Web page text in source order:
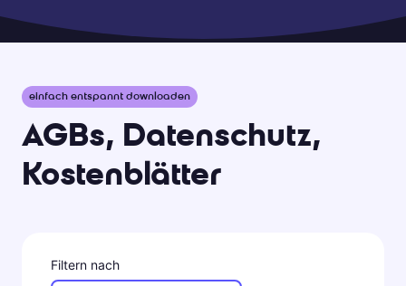
einfach entspannt downloaden
AGBs, Datenschutz,
Kostenblätter
Filtern nach